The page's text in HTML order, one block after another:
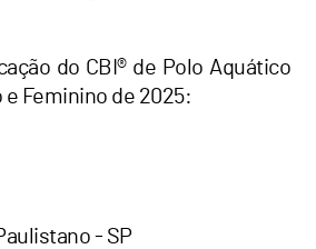
do CBI® de Polo Aquático
e Feminino de 2025:
- SP